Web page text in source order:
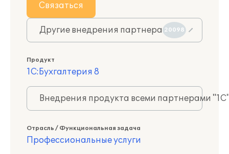
Связаться
Другие внедрения партнера 20098
Продукт
1С:Бухгалтерия 8
Внедрения продукта всеми партнерами
Отрасль / Функциональная задача
Профессиональные услуги